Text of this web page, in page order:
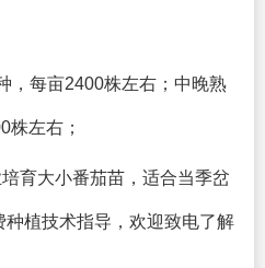
，每亩2400株左右；中晚熟
株左右；
育大小番茄苗，适合当季岔
植技术指导，欢迎致电了解